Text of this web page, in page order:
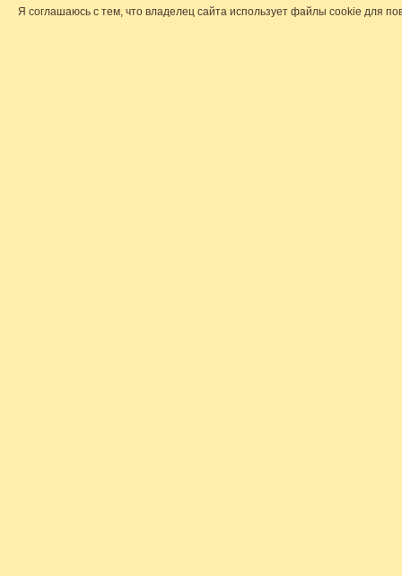
Я соглашаюсь с тем, что владелец сайта использует файлы cookie для